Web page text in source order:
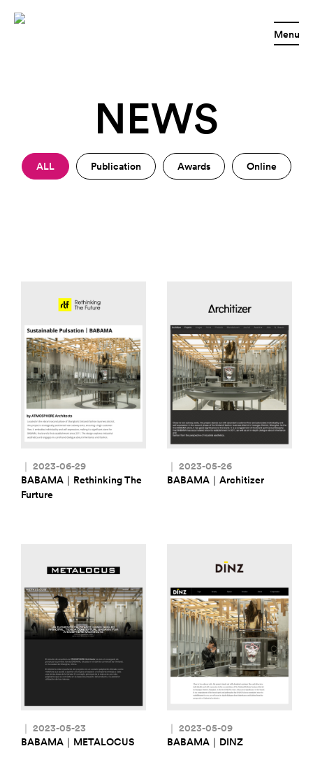
Menu
NEWS
ALL Publication Awards Online
｜ 2023-06-29
BABAMA｜Rethinking The
Furture
｜ 2023-05-26
BABAMA｜Architizer
｜ 2023-05-23
BABAMA｜METALOCUS
｜ 2023-05-09
BABAMA｜DINZ